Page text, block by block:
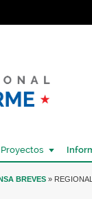
BREVES »